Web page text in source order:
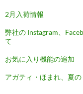
2月入荷情報
弊社の Instagram、
て
お気に入り機能の追加
アガティ・ほまれ、夏